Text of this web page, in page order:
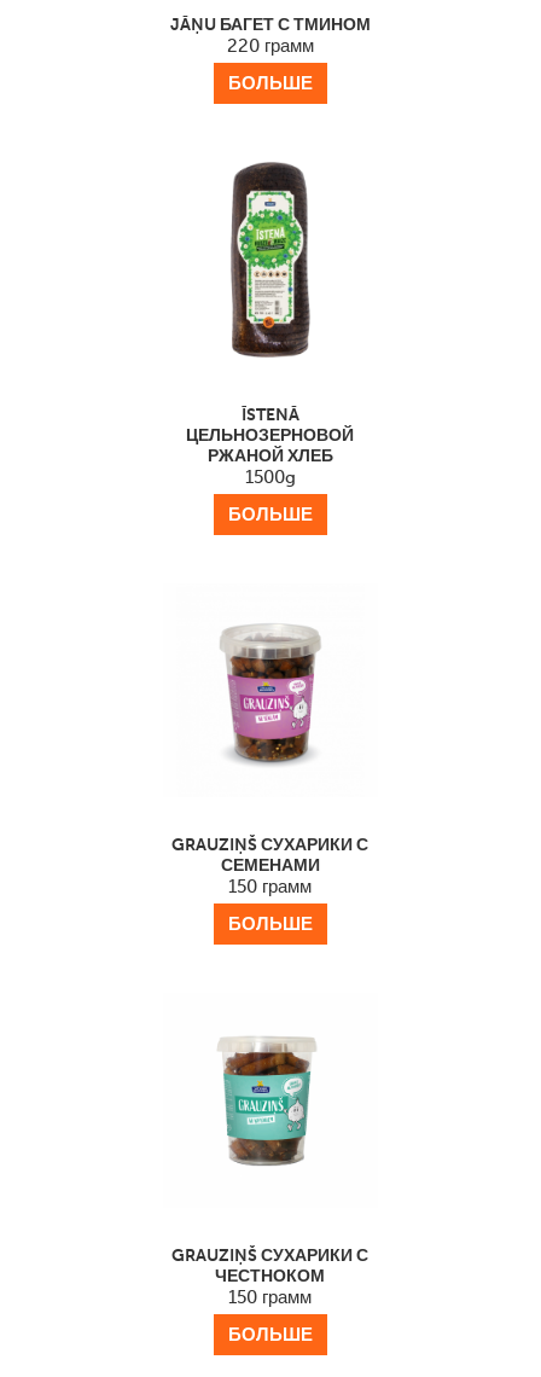
JĀŅU БАГЕТ С ТМИНОМ
220 грамм
БОЛЬШЕ
ĪSTENĀ
ЦЕЛЬНОЗЕРНОВОЙ
РЖАНОЙ ХЛЕБ
1500g
БОЛЬШЕ
GRAUZIŅŠ СУХАРИКИ С
СЕМЕНАМИ
150 грамм
БОЛЬШЕ
GRAUZIŅŠ СУХАРИКИ С
ЧЕСТНОКОМ
150 грамм
БОЛЬШЕ